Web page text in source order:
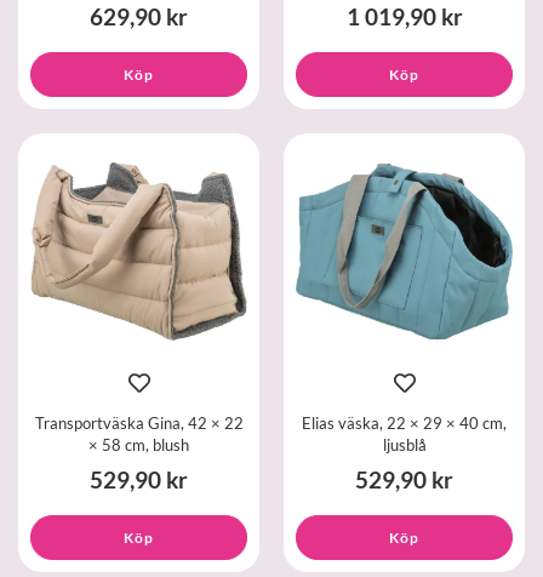
629,90 kr
Köp
1 019,90 kr
Köp
Transportväska Gina, 42 × 22
× 58 cm, blush
529,90 kr
Köp
Elias väska, 22 × 29 × 40 cm,
ljusblå
529,90 kr
Köp